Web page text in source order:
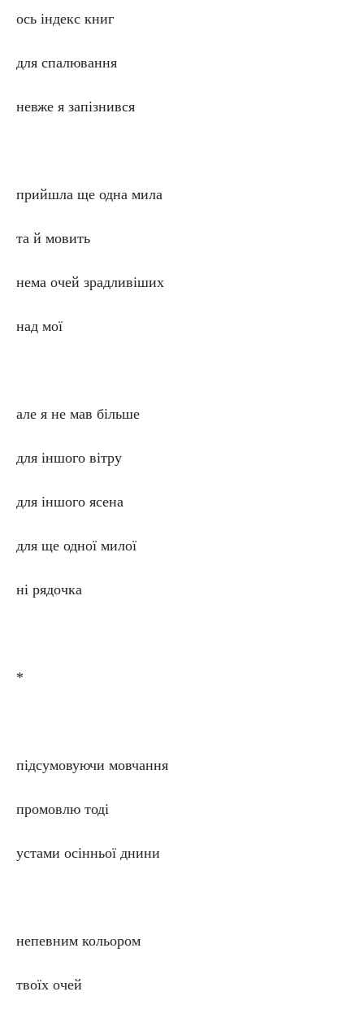
ось індекс книг
для спалювання
невже я запізнився
прийшла ще одна мила
та й мовить
нема очей зрадливіших
над мої
але я не мав більше
для іншого вітру
для іншого ясена
для ще одної милої
ні рядочка
*
підсумовуючи мовчання
промовлю тоді
устами осінньої днини
непевним кольором
твоїх очей